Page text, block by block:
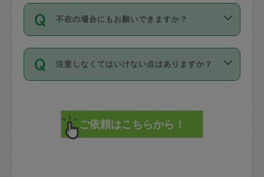
を依頼してください。
参考
【詳細】タスカジさんの登録に際
写真を撮り、
詳細FAQ：
損害賠償保険について教えて
1. 直前キャンセル（定期、スポット契約
共通）
72時間を超える※と、以下のキャンセル
料が発生します。
直前キャンセル料：
72時間前〜24時間前＝依頼料金の50%
「お試し利用」というメニューはありま
せんが、「一回のみ」依頼を活用するこ
とによって、気に入ったタスカジさんを
まず、条件の合う気になるタスカジさ
みてください。
その後、一番気に入ったタスカジさんに
不在の場合にもお願いできますか？
不在の場合の作業はタスカジさんの同意
が必要です。数回の依頼ののち、タスカ
ジさんと依頼者の間で十分な信頼関係が
てください。
不在時に部屋に入るためにタスカジさん
注意しなくてはいけない点はありますか？
で、必ず鍵のかかるロッカーや金庫に入
れて依頼者の責任の元管理するよう心掛
けてください。